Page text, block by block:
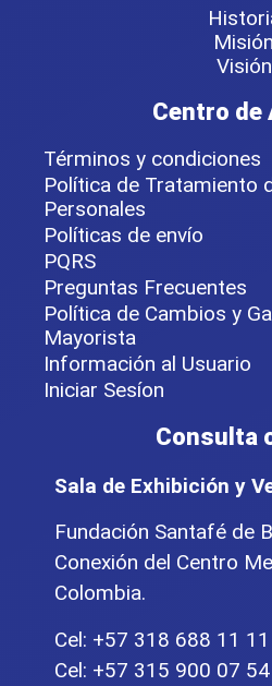
Misión
Visión
Centro de
Términos y condiciones
Política de Tratamiento
Personales
Políticas de envío
PQRS
Preguntas Frecuentes
Política de Cambios y
Mayorista
Información al Usuario
Iniciar Sesíon
Consulta
Sala de Exhibición y
Fundación Santafé de
Conexión del Centro
Colombia.
Cel: +57 318 688 11 11
Cel: +57 315 900 07 54